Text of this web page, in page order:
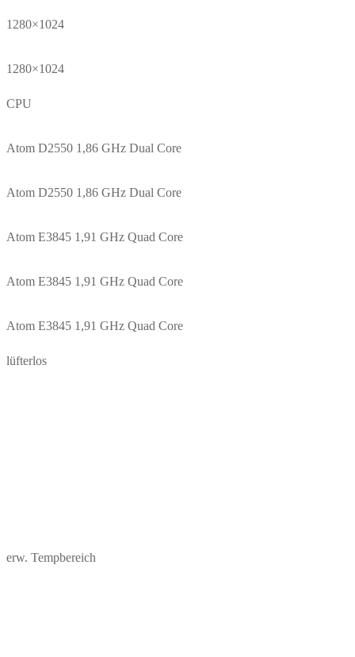
1280×1024
1280×1024
CPU
Atom D2550 1,86 GHz Dual Core
Atom D2550 1,86 GHz Dual Core
Atom E3845 1,91 GHz Quad Core
Atom E3845 1,91 GHz Quad Core
Atom E3845 1,91 GHz Quad Core
lüfterlos
erw. Tempbereich